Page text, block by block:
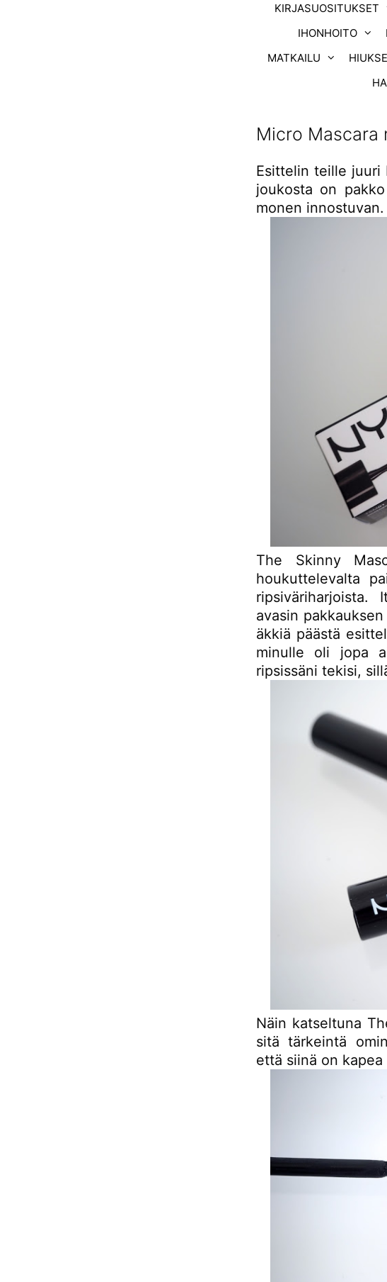
KIRJASUOSITUKSET
IHONHOITO
MATKAILU
Micro Mascara
Esittelin teille juuri
joukosta on
monen innostuvan.
The Skinny
houkuttelevalta
avasin
äkkiä päästä
minulle oli jopa
ripsissäni tekisi,
Näin katseltuna
sitä tärkeintä
että siinä on kapea